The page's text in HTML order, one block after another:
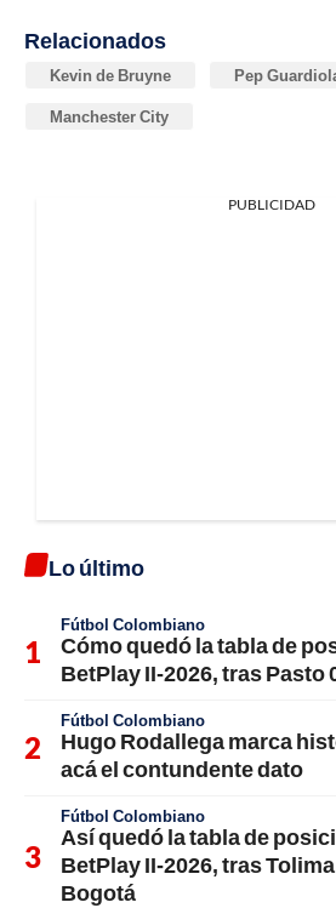
Relacionados
Kevin de Bruyne Pep
Manchester City
PUBLICIDAD
Lo último
Fútbol Colombiano
Cómo quedó la tabla de
BetPlay II-2026, tras Pasto
Fútbol Colombiano
Hugo Rodallega marca
acá el contundente dato
Fútbol Colombiano
Así quedó la tabla de
BetPlay II-2026, tras
Bogotá